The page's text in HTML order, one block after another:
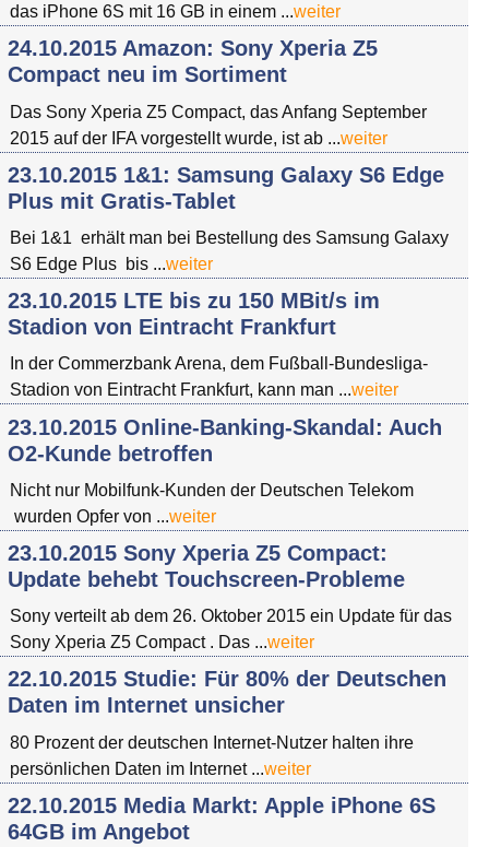
das iPhone 6S mit 16 GB in einem ...weiter
24.10.2015 Amazon: Sony Xperia Z5
Compact neu im Sortiment
Das Sony Xperia Z5 Compact, das Anfang September
2015 auf der IFA vorgestellt wurde, ist ab ...weiter
23.10.2015 1&1: Samsung Galaxy S6 Edge
Plus mit Gratis-Tablet
Bei 1&1 erhält man bei Bestellung des Samsung Galaxy
S6 Edge Plus bis ...weiter
23.10.2015 LTE bis zu 150 MBit/s im
Stadion von Eintracht Frankfurt
In der Commerzbank Arena, dem Fußball-Bundesliga-
Stadion von Eintracht Frankfurt, kann man ...weiter
23.10.2015 Online-Banking-Skandal: Auch
O2-Kunde betroffen
Nicht nur Mobilfunk-Kunden der Deutschen Telekom
wurden Opfer von ...weiter
23.10.2015 Sony Xperia Z5 Compact:
Update behebt Touchscreen-Probleme
Sony verteilt ab dem 26. Oktober 2015 ein Update für das
Sony Xperia Z5 Compact . Das ...weiter
22.10.2015 Studie: Für 80% der Deutschen
Daten im Internet unsicher
80 Prozent der deutschen Internet-Nutzer halten ihre
persönlichen Daten im Internet ...weiter
22.10.2015 Media Markt: Apple iPhone 6S
64GB im Angebot